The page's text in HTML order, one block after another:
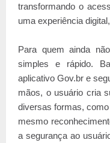
transformando o
uma experiência
Para quem ainda
simples e rápido.
aplicativo Gov.br e
mãos, o usuário cria
diversas formas,
mesmo
a segurança ao